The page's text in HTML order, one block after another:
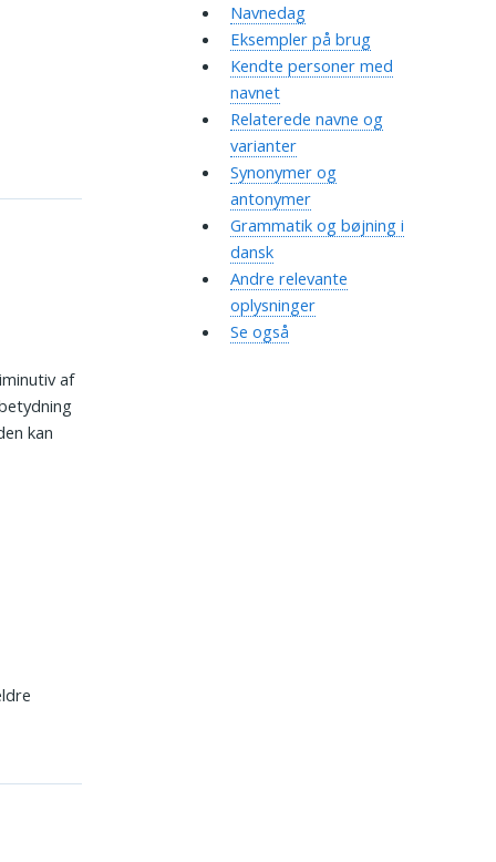
af
kan
Navnedag
Eksempler på brug
Kendte personer med
navnet
Relaterede navne og
varianter
Synonymer og
antonymer
Grammatik og bøjning i
dansk
Andre relevante
oplysninger
Se også